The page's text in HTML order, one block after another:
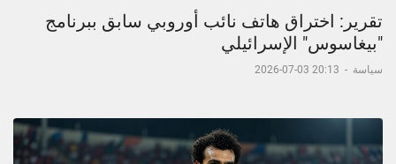
تقرير: اختراق هاتف نائب أوروبي سابق ببرنامج
"بيغاسوس" الإسرائيلي
سياسة -
20:13 03-07-2026